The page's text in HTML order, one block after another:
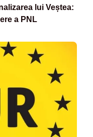
lui Veștea:
a PNL